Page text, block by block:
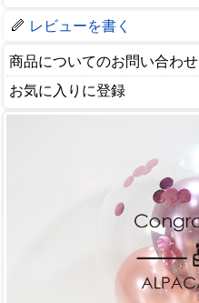
レビューを書く
商品についてのお問い合わせ
お気に入りに登録